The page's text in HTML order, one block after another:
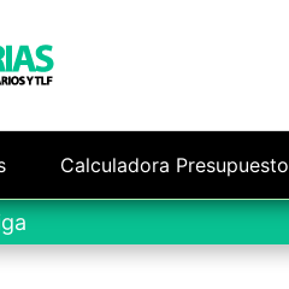
Calculadora Presupuesto